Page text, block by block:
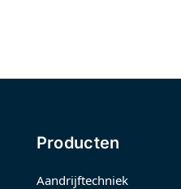
Producten
Aandrijftechniek